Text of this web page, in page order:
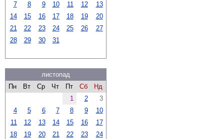
7
8 9 10 11 12
13
14
15 16 17 18 19
20
21
22 23 24 25 26
27
28
29 30 31
листопад
Пн
Вт Ср Чт Пт Сб
Нд
1
2
3
4
5 6 7 8 9
10
11
12 13 14 15 16
17
18
19 20 21 22 23
24